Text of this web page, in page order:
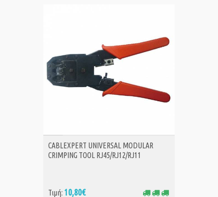
ΑΓΟΡΑ
CABLEXPERT UNIVERSAL MODULAR
CRIMPING TOOL RJ45/RJ12/RJ11
Τιμή: 10,80€